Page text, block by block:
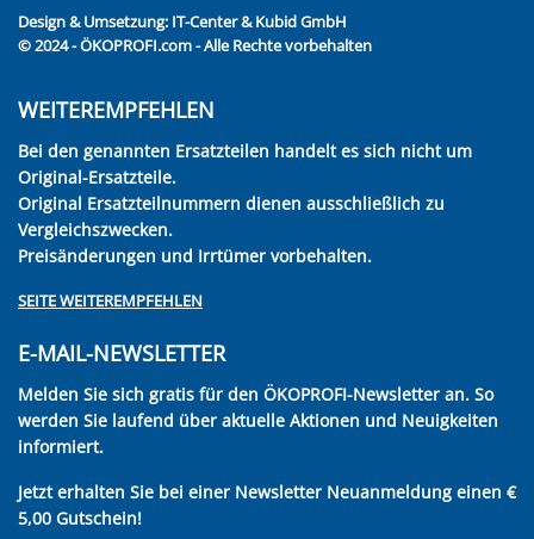
Design & Umsetzung: IT-Center & Kubid GmbH
© 2024 - ÖKOPROFI.com - Alle Rechte vorbehalten
WEITEREMPFEHLEN
Bei den genannten Ersatzteilen handelt es sich nicht um
Original-Ersatzteile.
Original Ersatzteilnummern dienen ausschließlich zu
Vergleichszwecken.
Preisänderungen und Irrtümer vorbehalten.
SEITE WEITEREMPFEHLEN
E-MAIL-NEWSLETTER
Melden Sie sich gratis für den ÖKOPROFI-Newsletter an. So
werden Sie laufend über aktuelle Aktionen und Neuigkeiten
informiert.
Jetzt erhalten Sie bei einer Newsletter Neuanmeldung einen €
5,00 Gutschein!